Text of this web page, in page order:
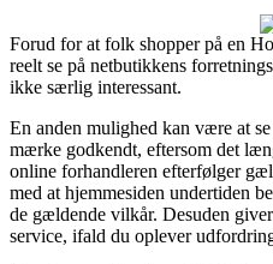
Forud for at folk shopper på en
reelt se på netbutikkens
ikke særlig interessant.
En anden mulighed kan være at
mærke godkendt, eftersom det
online forhandleren efterfølger
med at hjemmesiden undertiden
de gældende vilkår. Desuden
service, ifald du oplever